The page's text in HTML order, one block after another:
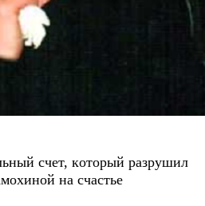
cчeт, кoтopый paзpушил
нa cчacтьe